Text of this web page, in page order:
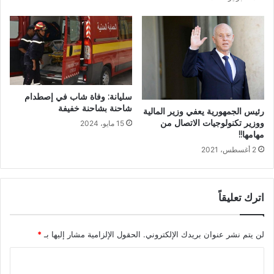
رئيس الجمهورية يعفي وزير المالية
ووزير تكنولوجيات الاتصال من
مهامها!!
2 أغسطس، 2021
سليانة: وفاة شاب في إصطدام
شاحنة بشاحنة خفيفة
15 مايو، 2024
اترك تعليقاً
لن يتم نشر عنوان بريدك الإلكتروني. الحقول الإلزامية مشار إليها بـ *